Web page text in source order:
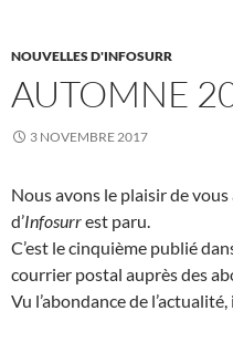
NOUVELLES D'INFOSURR
AUTOMNE
3 NOVEMBRE 2017
Nous avons le plaisir de
d’Infosurrest paru.
C’est le cinquième publié
courrier postal auprès des
Vu l’abondance de